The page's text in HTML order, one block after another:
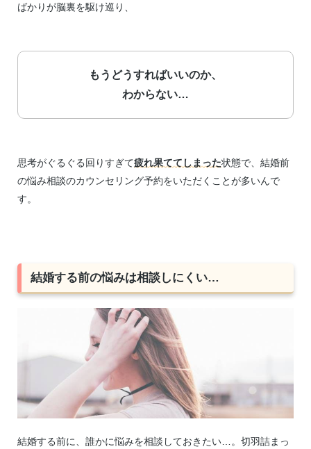
ばかりが脳裏を駆け巡り、
もうどうすればいいのか、
わからない…
思考がぐるぐる回りすぎて疲れ果ててしまった状態で、結婚前
の悩み相談のカウンセリング予約をいただくことが多いんで
す。
結婚する前の悩みは相談しにくい…
結婚する前に、誰かに悩みを相談しておきたい…。切羽詰まっ